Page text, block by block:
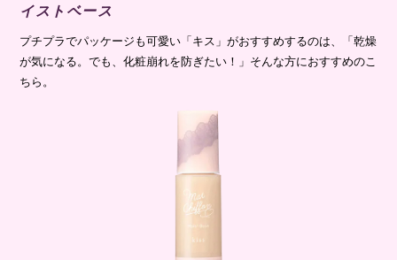
イストベース
プチプラでパッケージも可愛い「キス」がおすすめするのは、「乾燥
が気になる。でも、化粧崩れを防ぎたい！」そんな方におすすめのこ
ちら。